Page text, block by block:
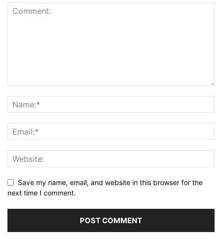
Save my name, email, and website in this browser for the
next time I comment.